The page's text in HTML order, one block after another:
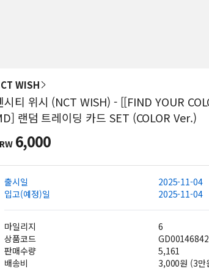
WISH
시티 위시 (NCT WISH) - [[FIND YOUR
랜덤 트레이딩 카드 SET (COLOR Ver.)
6,000
출시일
2025-11-04
입고(예정)일
2025-11-04
마일리지
6
상품코드
GD00146842
판매수량
5,161
배송비
3,000원 (3만